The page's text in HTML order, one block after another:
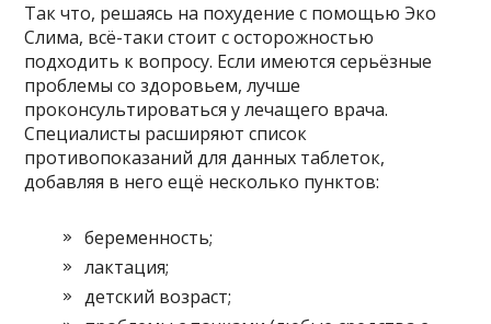
Так что, решаясь на похудение с помощью Эко
Слима, всё-таки стоит с осторожностью
подходить к вопросу. Если имеются серьёзные
проблемы со здоровьем, лучше
проконсультироваться у лечащего врача.
Специалисты расширяют список
противопоказаний для данных таблеток,
добавляя в него ещё несколько пунктов:
беременность;
лактация;
детский возраст;